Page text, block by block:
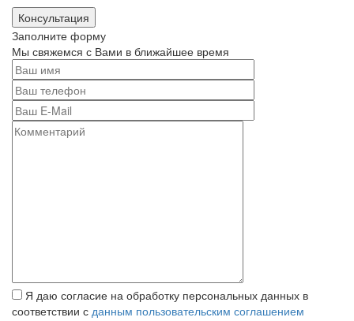
Консультация
Заполните форму
Мы свяжемся с Вами в ближайшее время
Я даю согласие на обработку персональных данных в
соответствии с данным пользовательским соглашением